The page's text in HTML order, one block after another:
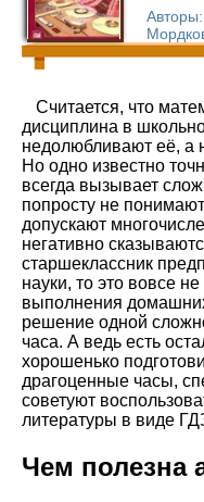
Авторы:
Считается, что
дисциплина в
недолюбливают её, а
Но одно известно
всегда вызывает
попросту не
допускают
негативно
старшеклассник
науки, то это вовсе
выполнения
решение одной
часа. А ведь есть
хорошенько
драгоценные часы,
советуют
литературы в виде
Чем полезна